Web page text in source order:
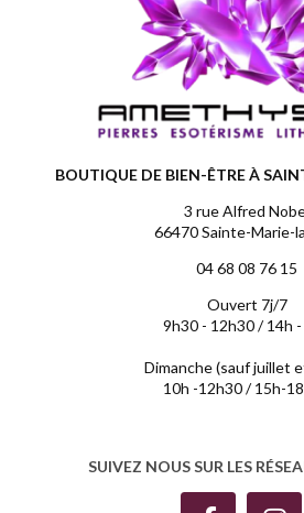
BOUTIQUE DE BIEN-ÊTRE À
3 rue Alfred
66470 Sainte-Marie-
04 68 08 76 15
Ouvert 7j/7
9h30 - 12h30 / 14h
Dimanche (sauf juillet
10h -12h30 / 15h-
SUIVEZ NOUS SUR LES